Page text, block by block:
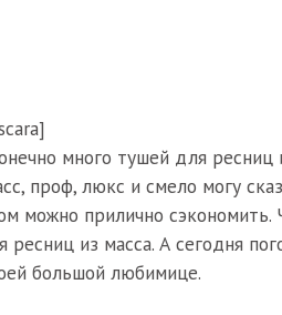
много тушей для ресниц
проф, люкс и смело могу
можно прилично сэкономить.
из масса. А сегодня
большой любимице.